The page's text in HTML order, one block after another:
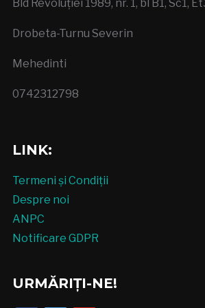
Bld Revoluției 1989, nr. 1, bl B1, Sc1,
Drobeta-Turnu Severin
Mehedinti
0742312798
LINK:
Termeni și Condiții
Despre noi
ANPC
Notificare GDPR
URMĂRIȚI-NE!